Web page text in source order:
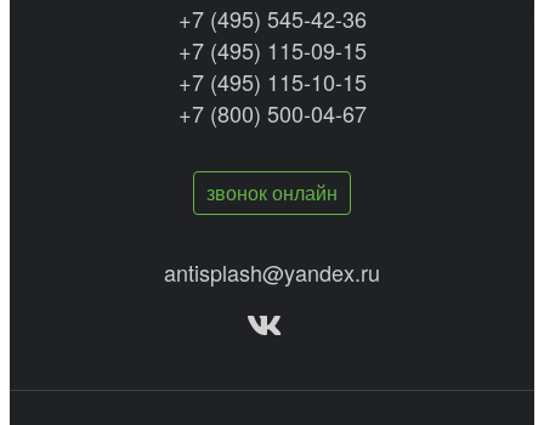
+7 (495) 545-42-36
+7 (495) 115-09-15
+7 (495) 115-10-15
+7 (800) 500-04-67
звонок онлайн
antisplash@yandex.ru